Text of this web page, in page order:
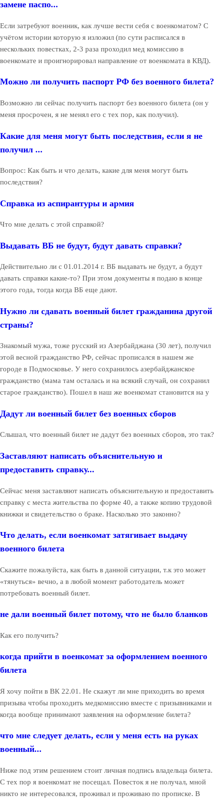
замене паспо...
Если затребуют военник, как лучше вести себя с военкоматом? С
учётом истории которую я изложил (по сути расписался в
нескольких повестках, 2-3 раза проходил мед комиссию в
военкомате и проигнорировал направление от военкомата в КВД).
Можно ли получить паспорт РФ без военного билета?
Возможно ли сейчас получить паспорт без военного билета (он у
меня просрочен, я не менял его с тех пор, как получил).
Какие для меня могут быть последствия, если я не
получил ...
Вопрос: Как быть и что делать, какие для меня могут быть
последствия?
Справка из аспирантуры и армия
Что мне делать с этой справкой?
Выдавать ВБ не будут, будут давать справки?
Действительно ли с 01.01.2014 г. ВБ выдавать не будут, а будут
давать справки какие-то? При этом документы я подаю в конце
этого года, тогда когда ВБ еще дают.
Нужно ли сдавать военный билет гражданина другой
страны?
Знакомый мужа, тоже русский из Азербайджана (30 лет), получил
этой весной гражданство РФ, сейчас прописался в нашем же
городе в Подмосковье. У него сохранилось азербайджанское
гражданство (мама там осталась и на всякий случай, он сохранил
старое гражданство). Пошел в наш же военкомат становится на у
Дадут ли военный билет без военных сборов
Слышал, что военный билет не дадут без военных сборов, это так?
Заставляют написать объяснительную и
предоставить справку...
Сейчас меня заставляют написать объяснительную и предоставить
справку с места жительства по форме 40, а также копию трудовой
книжки и свидетельство о браке. Насколько это законно?
Что делать, если военкомат затягивает выдачу
военного билета
Скажите пожалуйста, как быть в данной ситуации, т.к это может
«тянуться» вечно, а в любой момент работодатель может
потребовать военный билет.
не дали военный билет потому, что не было бланков
Как его получить?
когда прийти в военкомат за оформлением военного
билета
Я хочу пойти в ВК 22.01. Не скажут ли мне приходить во время
призыва чтобы проходить медкомиссию вместе с призывниками и
когда вообще принимают заявления на оформление билета?
что мне следует делать, если у меня есть на руках
военный...
Ниже под этим решением стоит личная подпись владельца билета.
С тех пор я военкомат не посещал. Повесток я не получал, мной
никто не интересовался, проживал и проживаю по прописке. В